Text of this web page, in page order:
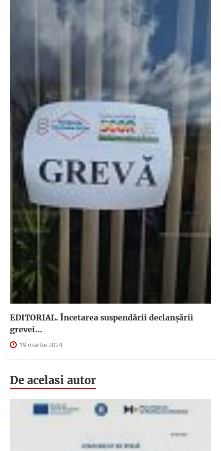
EDITORIAL. Încetarea suspendării declanşării
grevei...
19 martie 2024
De acelasi autor